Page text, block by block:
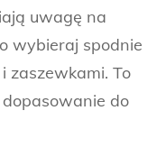
uwagę na
wybieraj spodnie
zaszewkami. To
do